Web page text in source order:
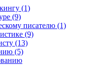
(1)
(9)
писателю (1)
(9)
(13)
(5)